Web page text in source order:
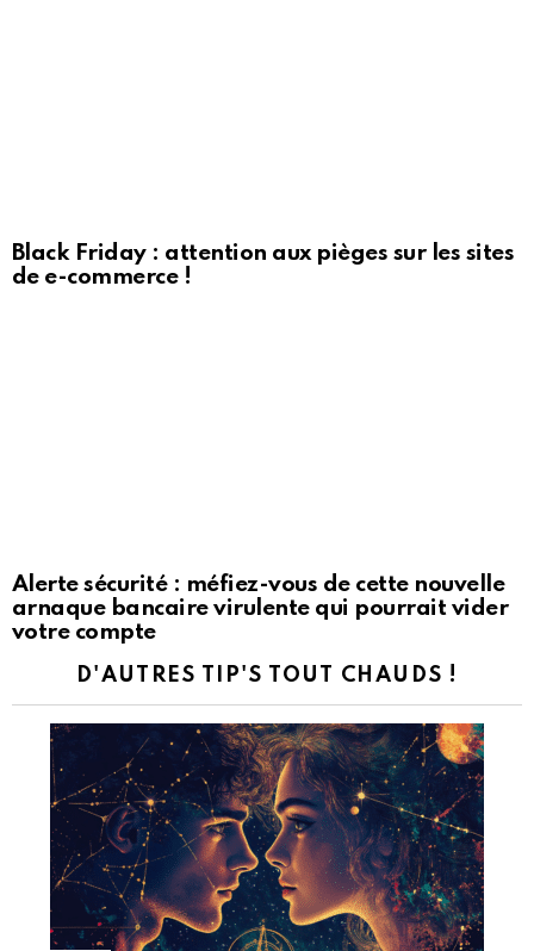
Black Friday : attention aux pièges sur les sites
de e-commerce !
Alerte sécurité : méfiez-vous de cette nouvelle
arnaque bancaire virulente qui pourrait vider
votre compte
D'AUTRES TIP'S TOUT CHAUDS !